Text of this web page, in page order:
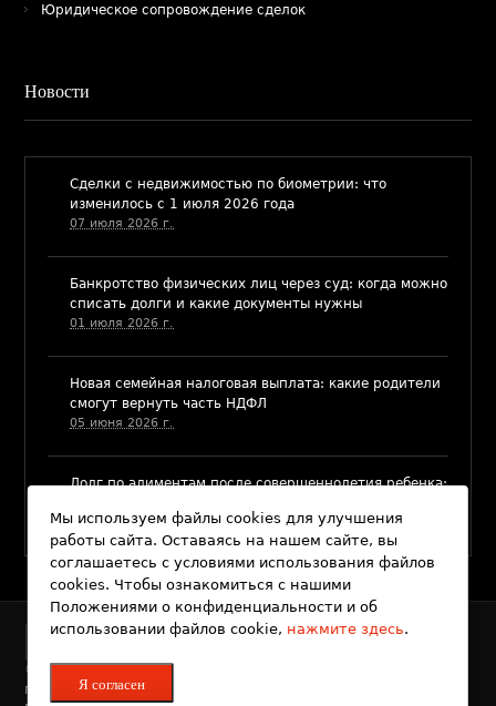
Юридическое сопровождение сделок
Новости
​Сделки с недвижимостью по биометрии: что
изменилось с 1 июля 2026 года
07 июля 2026 г.
Банкротство физических лиц через суд: когда можно
списать долги и какие документы нужны
01 июля 2026 г.
​Новая семейная налоговая выплата: какие родители
смогут вернуть часть НДФЛ
05 июня 2026 г.
Долг по алиментам после совершеннолетия ребенка:
03 июня 2026 г.
Мы используем файлы cookies для улучшения
работы сайта. Оставаясь на нашем сайте, вы
соглашаетесь с условиями использования файлов
cookies. Чтобы ознакомиться с нашими
Положениями о конфиденциальности и об
использовании файлов cookie, нажмите здесь.
Я согласен
© 2011-2026 Юридическое агентство "Колесников и
партнеры"